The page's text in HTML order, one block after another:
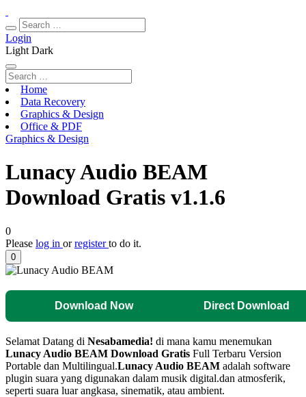
Login
Light Dark
Home
Data Recovery
Graphics & Design
Office & PDF
Graphics & Design
Lunacy Audio BEAM
Download Gratis v1.1.6
0
Please log in orregisterto do it.
0
Download Now Direct Download
Selamat Datang di Nesabamedia! di mana kamu menemukan
Lunacy Audio BEAM Download Gratis Full Terbaru Version
Portable dan Multilingual.Lunacy Audio BEAM adalah software
plugin suara yang digunakan dalam musik digital.dan atmosferik,
seperti suara luar angkasa, sinematik, atau ambient.